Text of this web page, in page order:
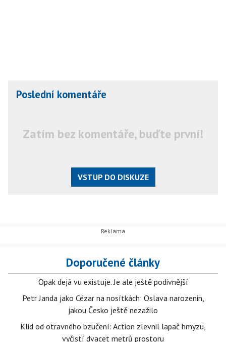
Poslední komentáře
Zatím bez komentáře, buďte první!
VSTUP DO DISKUZE
Doporučené články
Opak dejá vu existuje. Je ale ještě podivnější
Petr Janda jako Cézar na nosítkách: Oslava narozenin,
jakou Česko ještě nezažilo
Klid od otravného bzučení: Action zlevnil lapač hmyzu,
vyčistí dvacet metrů prostoru